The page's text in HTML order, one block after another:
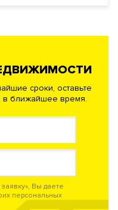
сроки, оставьте
в ближайшее время.
Вы даете
персональных